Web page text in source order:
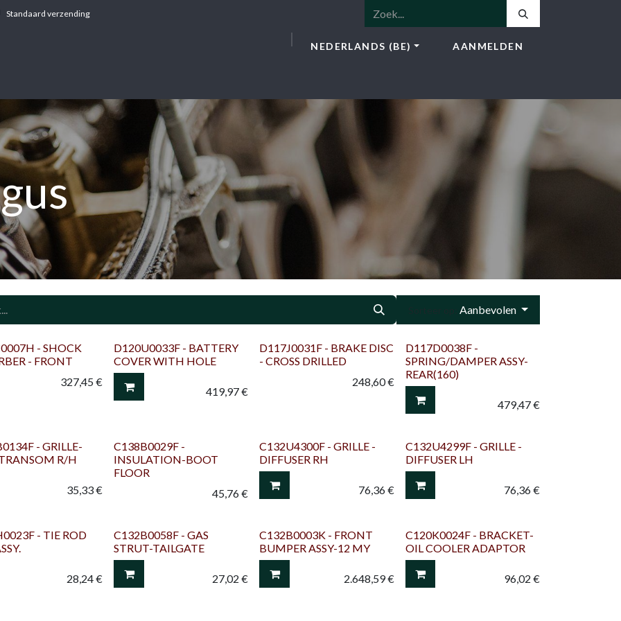
Standaard verzending
NEDERLANDS (BE) AANMELDEN
Aanbevolen
- SHOCK
- FRONT
327,45€
D120U0033F - BATTERY
COVER WITH HOLE
419,97€
D117J0031F - BRAKE DISC
- CROSS DRILLED
248,60€
D117D0038F -
SPRING/DAMPER ASSY-
REAR(160)
479,47€
- GRILLE-
R/H
35,33€
C138B0029F -
INSULATION-BOOT
FLOOR
45,76€
C132U4300F - GRILLE -
DIFFUSER RH
76,36€
C132U4299F - GRILLE -
DIFFUSER LH
76,36€
- TIE ROD
28,24€
C132B0058F - GAS
STRUT-TAILGATE
27,02 €
C132B0003K - FRONT
BUMPER ASSY-12 MY
2.648,59€
C120K0024F - BRACKET-
OIL COOLER ADAPTOR
96,02 €